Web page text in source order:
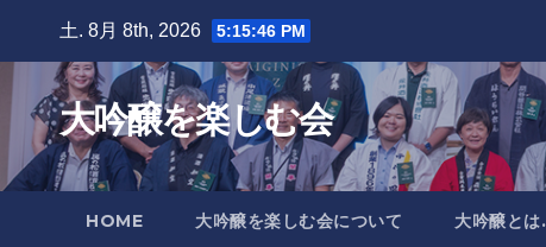
content
土. 8月 8th, 2026 5:15:49 PM
大吟醸を楽しむ会
HOME 大吟醸を楽しむ会について 大吟醸と